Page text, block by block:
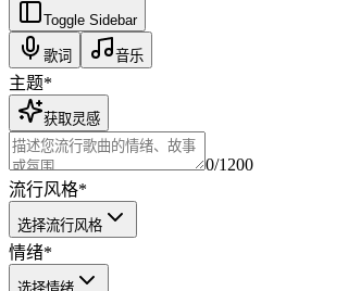
Toggle Sidebar
歌词 音乐
主题*
获取灵感
0/1200
流行风格*
选择流行风格
情绪*